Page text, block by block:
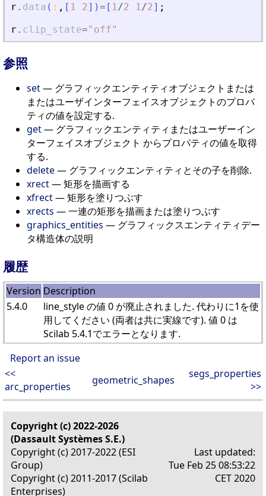
r . data ( : , [ 1 2] )= [ 1/2 1/2] ;
r . clip_state=" off"
参照
set— グラフィックエンティティオブジェクトまたは
またはユーザインターフェイスオブジェクトのプロパ
ティの値を設定する.
get— グラフィックエンティティまたはユーザーイン
ターフェイスオブジェクト からプロパティの値を取得
する.
delete— グラフィックエンティティとその子を削除.
xrect— 矩形を描画する
xfrect— 矩形を塗りつぶす
xrects — 一連の矩形を描画または塗りつぶす
graphics_entities — グラフィックスエンティティデー
タ構造体の説明
履歴
Version Description
5.4.0
line_style の値 0 が廃止されました. 代わりに1を使
用してください (両者は共に実線です). 値 0 は
Scilab 5.4.1でエラーとなります.
Report an issue
<<
arc_properties
geometric_shapes
segs_properties
>>
Copyright (c) 2022-2026
(Dassault Systèmes S.E.)
Copyright (c) 2017-2022 (ESI
Group)
Copyright (c) 2011-2017 (Scilab
Enterprises)
Last updated:
Tue Feb 25 08:53:22
CET 2020